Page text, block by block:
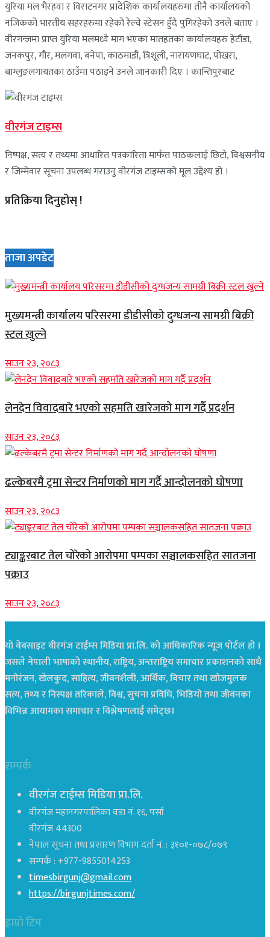
युरिया मल भैरहवा र विराटनगर प्रादेशिक कार्यालयहरुमा तीनै कार्यालयको
नजिकको भारतीय सहरहरुमा रहेको रेल्वे स्टेसन हुँदै पुगिरहेको उनले बताए ।
वीरगन्जमा प्राप्त युरिया मलमध्ये माग भएका मातहतका कार्यालयहरु हेटौंडा,
जनकपुर, गौर, मलंगवा, बनेपा, काठमाडौं, त्रिशूली, नारायणघाट, पोखरा,
बाग्लुङलगायतका ठाउँमा पठाइने उनले जानकारी दिए । कान्तिपुरबाट
वीरगंज टाइम्स
निष्पक्ष, सत्य र तथ्यमा आधारित पत्रकारिता मार्फत पाठकलाई छिटो, विश्वसनीय
र जिम्मेवार सूचना उपलब्ध गराउनु वीरगंज टाइम्सको मूल उद्देश्य हो ।
प्रतिक्रिया दिनुहोस् !
ताजा अपडेट
मुख्यमन्त्री कार्यालय परिसरमा डीडीसीको दुग्धजन्य सामग्री बिक्री
स्टल खुल्ने
साउन २३, २०८३
लेनदेन विवादबारे भएको सहमति खारेजको माग गर्दै प्रदर्शन
साउन २३, २०८३
ढल्केबरमै ट्रमा सेन्टर निर्माणको माग गर्दै आन्दोलनको घोषणा
साउन २३, २०८३
ट्याङ्करबाट तेल चोरेको आरोपमा पम्पका सञ्चालकसहित सातजना
पक्राउ
साउन २३, २०८३
यो वेबसाइट वीरगंज टाईम्स मिडिया प्रा.लि. को आधिकारिक न्यूज पोर्टल हो ।
जसले नेपाली भाषाको स्थानीय, राष्ट्रिय, अन्तराष्ट्रिय समाचार प्रकाशनको साथै
मनोरंजन, खेलकुद, साहित्य, जीवनशैली, आर्थिक, बिचार तथा खोजमुलक
सत्य, तथ्य र निस्पक्ष तरिकाले, विश्व, सुचना प्रविधि, भिडियो तथा जीवनका
विभिन्न आयामका समाचार र विश्लेषणलाई समेट्छ।
सम्पर्क
वीरगंज टाईम्स मिडिया प्रा.लि.
वीरगंज महानगरपालिका वडा नं. १६, पर्सा
वीरगंज 44300
नेपाल सूचना तथा प्रसारण विभाग दर्ता नं. : ३१०१-०७८/०७९
सम्पर्क : +977-9855014253
timesbirgunj@gmail.com
https://birgunjtimes.com/
हाम्रो टिम